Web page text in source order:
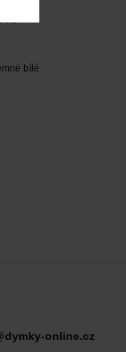
bílé
online.cz